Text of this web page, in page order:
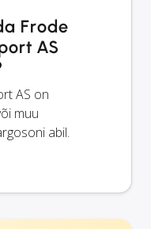
Frode
AS
AS on
muu
abil.